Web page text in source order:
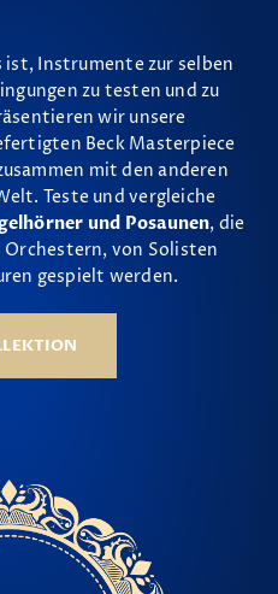
Instrumente zur selben
zu testen und zu
wir unsere
Beck Masterpiece
mit den anderen
Teste und vergleiche
und Posaunen, die
von Solisten
gespielt werden.